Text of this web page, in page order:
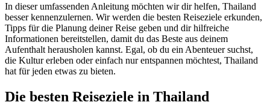
In dieser umfassenden Anleitung möchten wir dir helfen, Thailand
besser kennenzulernen. Wir werden die besten Reiseziele erkunden,
Tipps für die Planung deiner Reise geben und dir hilfreiche
Informationen bereitstellen, damit du das Beste aus deinem
Aufenthalt herausholen kannst. Egal, ob du ein Abenteuer suchst,
die Kultur erleben oder einfach nur entspannen möchtest, Thailand
hat für jeden etwas zu bieten.
Die besten Reiseziele in Thailand